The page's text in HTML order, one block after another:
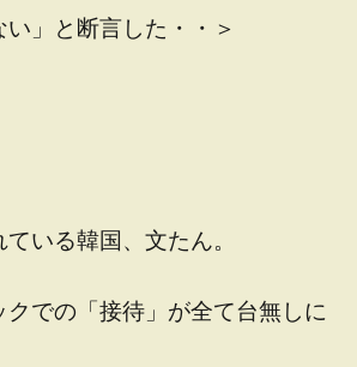
」と断言した・・＞
いる韓国、文たん。
での「接待」が全て台無しに